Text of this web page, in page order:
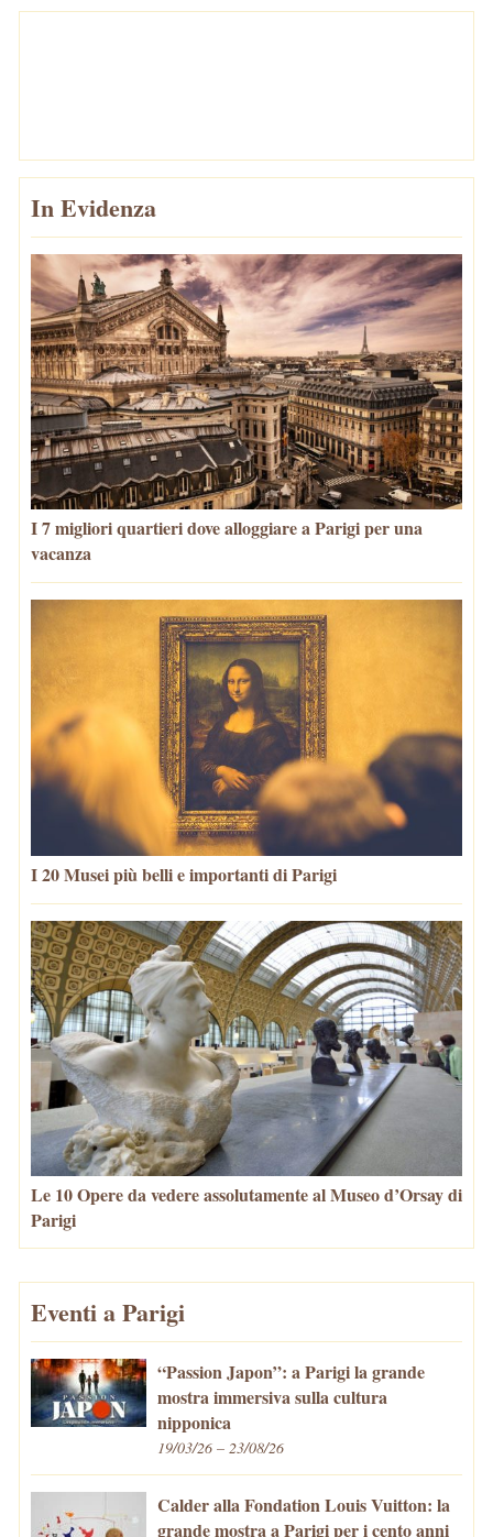
In Evidenza
I 7 migliori quartieri dove alloggiare a Parigi per una
vacanza
I 20 Musei più belli e importanti di Parigi
Le 10 Opere da vedere assolutamente al Museo d’Orsay di
Parigi
Eventi a Parigi
“Passion Japon”: a Parigi la grande
mostra immersiva sulla cultura
nipponica
19/03/26 – 23/08/26
Calder alla Fondation Louis Vuitton: la
grande mostra a Parigi per i cento anni